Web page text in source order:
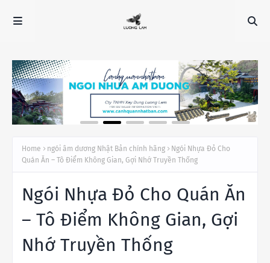
Home ngói âm dương Nhật Bản chính hãng
Ngói Nhựa Đỏ Cho
Quán Ăn – Tô Điểm Không Gian, Gợi Nhớ Truyền Thống
Ngói Nhựa Đỏ Cho Quán Ăn
– Tô Điểm Không Gian, Gợi
Nhớ Truyền Thống